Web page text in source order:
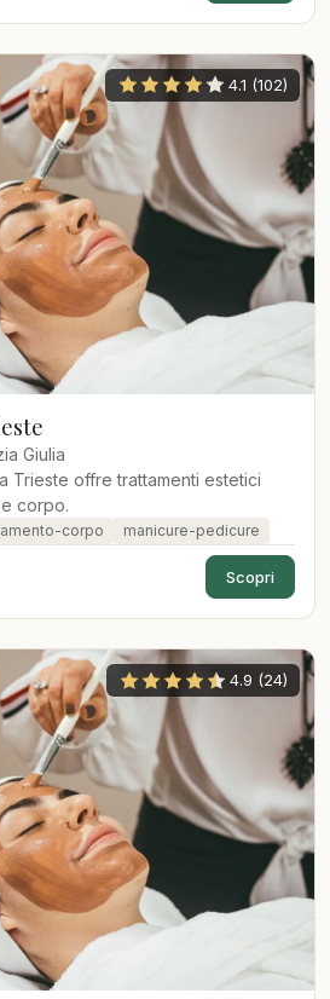
4.1 (102)
Giulia
Trieste offre trattamenti estetici
corpo.
corpo manicure-pedicure
Scopri
4.9 (24)